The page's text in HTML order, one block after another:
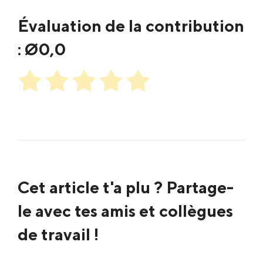
Évaluation de la contribution
: Ø0,0
Cet article t'a plu ? Partage-
le avec tes amis et collègues
de travail !